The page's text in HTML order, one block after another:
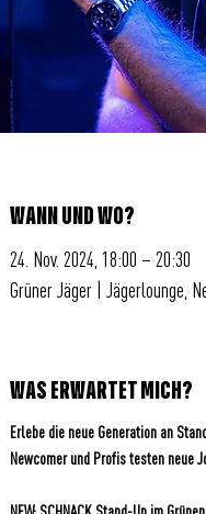
WANN UND WO?
24. Nov. 2024, 18:00 – 20:30
Grüner Jäger | Jägerlounge,
WAS ERWARTET MICH?
Erlebe die neue Generation an
Newcomer und Profis testen neue